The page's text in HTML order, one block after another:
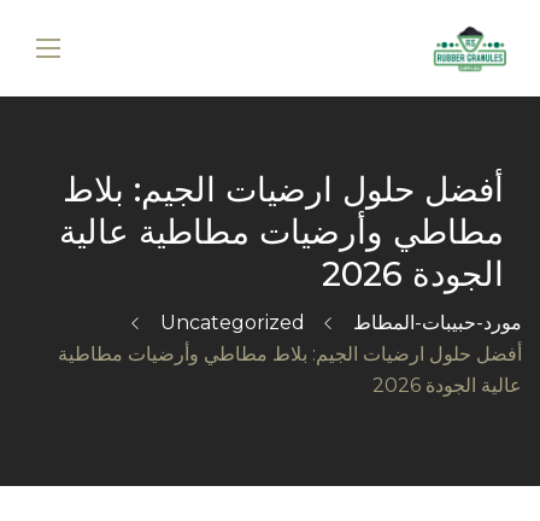
أفضل حلول ارضيات الجيم: بلاط
مطاطي وأرضيات مطاطية عالية
الجودة 2026
مورد-حبيبات-المطاط
Uncategorized
أفضل حلول ارضيات الجيم: بلاط مطاطي وأرضيات مطاطية
عالية الجودة 2026